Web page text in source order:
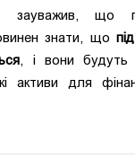
зауважив, що
знати, що
, і вони будуть
активи для